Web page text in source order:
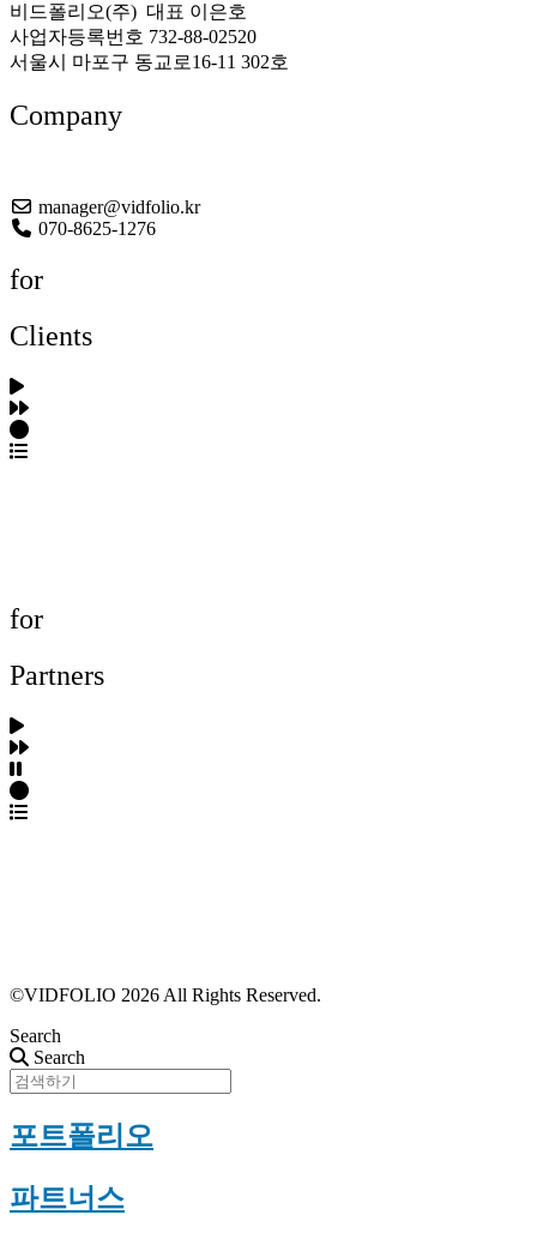
비드폴리오(주) 대표 이은호
사업자등록번호 732-88-02520
서울시 마포구 동교로16-11 302호
Company
manager@vidfolio.kr
070-8625-1276
for
Clients
for
Partners
©VIDFOLIO 2026 All Rights Reserved.
Search
Search
포트폴리오
파트너스